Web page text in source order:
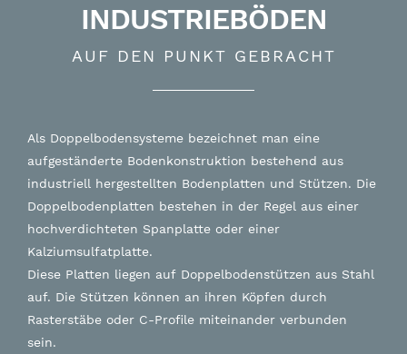
INDUSTRIEBÖDEN
AUF DEN PUNKT GEBRACHT
Als Doppelbodensysteme bezeichnet man eine
aufgeständerte Bodenkonstruktion bestehend aus
industriell hergestellten Bodenplatten und Stützen. Die
Doppelbodenplatten bestehen in der Regel aus einer
hochverdichteten Spanplatte oder einer
Kalziumsulfatplatte.
Diese Platten liegen auf Doppelbodenstützen aus Stahl
auf. Die Stützen können an ihren Köpfen durch
Rasterstäbe oder C-Profile miteinander verbunden
sein.